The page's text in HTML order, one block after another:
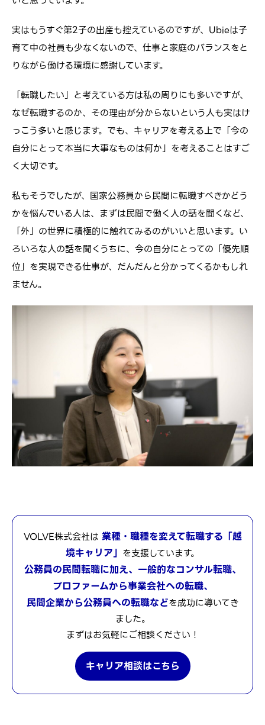
実はもうすぐ第2子の出産も控えているのですが、Ubieは子
育て中の社員も少なくないので、仕事と家庭のバランスをと
りながら働ける環境に感謝しています。
「転職したい」と考えている方は私の周りにも多いですが、
なぜ転職するのか、その理由が分からないという人も実はけ
っこう多いと感じます。でも、キャリアを考える上で「今の
自分にとって本当に大事なものは何か」を考えることはすご
く大切です。
私もそうでしたが、国家公務員から民間に転職すべきかどう
かを悩んでいる人は、まずは民間で働く人の話を聞くなど、
「外」の世界に積極的に触れてみるのがいいと思います。い
ろいろな人の話を聞くうちに、今の自分にとっての「優先順
位」を実現できる仕事が、だんだんと分かってくるかもしれ
ません。
VOLVE株式会社は 業種・職種を変えて転職する「越
境キャリア」 を支援しています。
公務員の民間転職に加え、一般的なコンサル転職、
プロファームから事業会社への転職、
民間企業から公務員への転職などを成功に導いてき
ました。
まずはお気軽にご相談ください！
キャリア相談はこちら